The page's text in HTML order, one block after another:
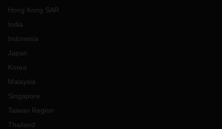
Hong Kong SAR
India
Indonesia
Japan
Korea
Malaysia
Singapore
Taiwan Region
Thailand